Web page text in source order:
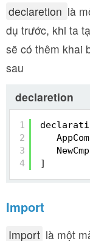
declaretion là
dụ trước, khi ta
sẽ có thêm khai
sau
declaretion
1
2
3
4
]
Import
Import là một